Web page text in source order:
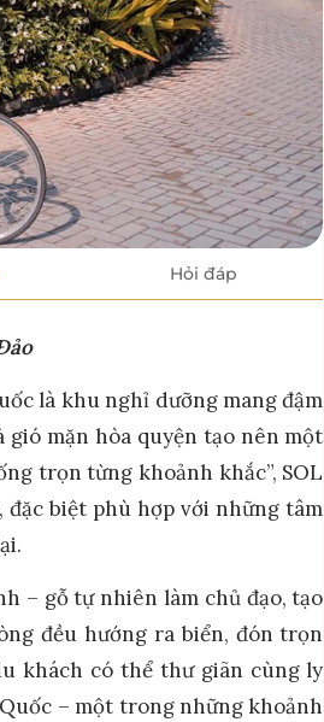
Hỏi đáp
là khu nghỉ dưỡng mang đậm
mặn hòa quyện tạo nên một
trọn từng khoảnh khắc”, SOL
biệt phù hợp với những tâm
– gỗ tự nhiên làm chủ đạo, tạo
đều hướng ra biển, đón trọn
khách có thể thư giãn cùng ly
– một trong những khoảnh